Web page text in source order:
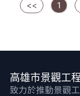
<< 1
高雄市景觀工
致力於推動景觀